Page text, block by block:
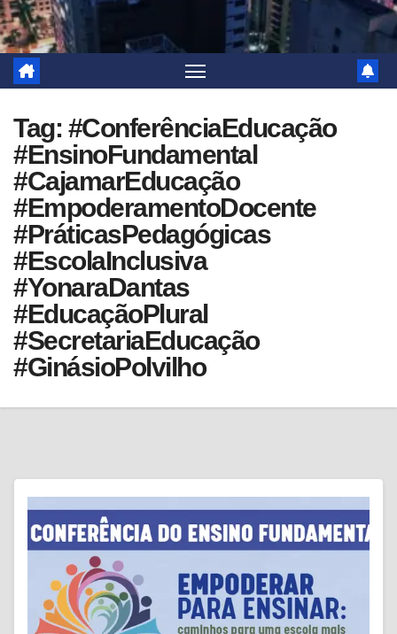
Tag: #ConferênciaEducação
#EnsinoFundamental
#CajamarEducação
#EmpoderamentoDocente
#PráticasPedagógicas
#EscolaInclusiva
#YonaraDantas
#EducaçãoPlural
#SecretariaEducação
#GinásioPolvilho